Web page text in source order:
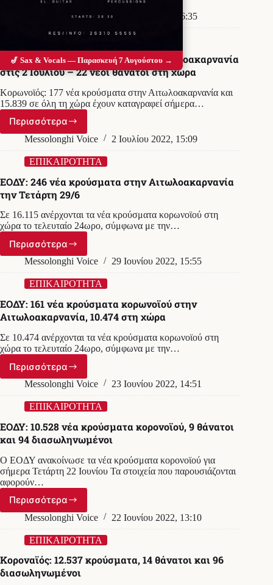
Νέα
Τραγωδία:
19χρονη
κοπέλα
απο
κορωνοϊό
«Σισμανόγλειο»
Messolonghi Voice 5 Ιουλίου 2022, 06:35
Κορωνοϊός: 177 κρούσματα στην Αιτωλοακαρνανία
στις 2 Ιουλίου – 22 νέοι θάνατοι στη χώρα
Κορωνοϊός: 177 νέα κρούσματα στην Αιτωλοακαρνανία και
15.839 σε όλη τη χώρα έχουν καταγραφεί σήμερα…
Περισσότερα
Κορωνοϊός:
177
στην
στις
2
–
22
νέοι
θάνατοι
στη
χώρα
Messolonghi Voice 2 Ιουλίου 2022, 15:09
ΕΠΙΚΑΙΡΟΤΗΤΑ
ΕΟΔΥ: 246 νέα κρούσματα στην Αιτωλοακαρνανία
την Τετάρτη 29/6
Σε 16.115 ανέρχονται τα νέα κρούσματα κορωνοϊού στη
χώρα το τελευταίο 24ωρο, σύμφωνα με την…
Περισσότερα
ΕΟΔΥ:
246
κρούσματα
Αιτωλοακαρνανία
την
29/6
Messolonghi Voice 29 Ιουνίου 2022, 15:55
ΕΠΙΚΑΙΡΟΤΗΤΑ
ΕΟΔΥ: 161 νέα κρούσματα κορωνοϊού στην
Αιτωλοακαρνανία, 10.474 στη χώρα
Σε 10.474 ανέρχονται τα νέα κρούσματα κορωνοϊού στη
χώρα το τελευταίο 24ωρο, σύμφωνα με την…
Περισσότερα
ΕΟΔΥ:
161
κρούσματα
στην
Αιτωλοακαρνανία,
στη
χώρα
Messolonghi Voice 23 Ιουνίου 2022, 14:51
ΕΠΙΚΑΙΡΟΤΗΤΑ
ΕΟΔΥ: 10.528 νέα κρούσματα κορονοϊού, 9 θάνατοι
και 94 διασωληνωμένοι
Ο ΕΟΔΥ ανακοίνωσε τα νέα κρούσματα κορονοϊού για
σήμερα Τετάρτη 22 Ιουνίου Τα στοιχεία που παρουσιάζονται
αφορούν…
Περισσότερα
ΕΟΔΥ:
10.528
κρούσματα
9
θάνατοι
Messolonghi Voice 22 Ιουνίου 2022, 13:10
ΕΠΙΚΑΙΡΟΤΗΤΑ
Κοροναϊός: 12.537 κρούσματα, 14 θάνατοι και 96
διασωληνωμένοι
🎷 Sax & Vocals — Παρασκευή 7 Αυγούστου →